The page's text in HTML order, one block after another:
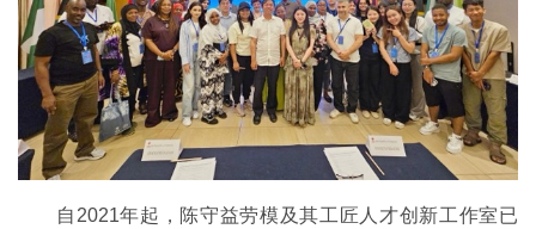
自2021年起，陈守益劳模及其工匠人才创新工作室已